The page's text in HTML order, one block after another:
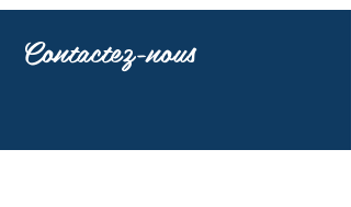
Contactez-nous